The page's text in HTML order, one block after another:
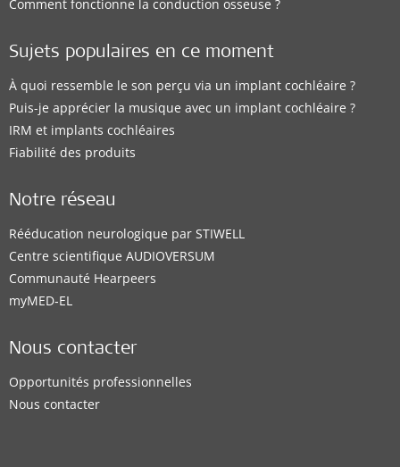
Comment fonctionne la conduction osseuse ?
Sujets populaires en ce moment
À quoi ressemble le son perçu via un implant cochléaire ?
Puis-je apprécier la musique avec un implant cochléaire ?
IRM et implants cochléaires
Fiabilité des produits
Notre réseau
Rééducation neurologique par STIWELL
Centre scientifique AUDIOVERSUM
Communauté Hearpeers
myMED‑EL
Nous contacter
Opportunités professionnelles
Nous contacter